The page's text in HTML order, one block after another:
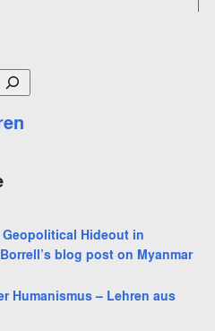
Geopolitical Hideout in
blog post on Myanmar
Humanismus – Lehren aus